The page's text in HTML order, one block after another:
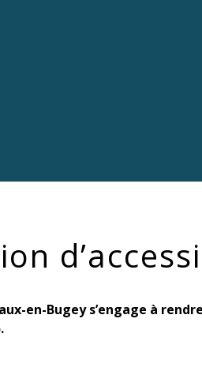
en-Bugey s’engage à